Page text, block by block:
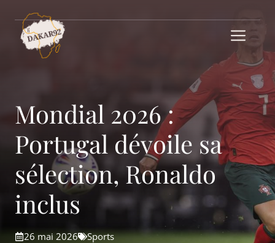
contenu
Mondial 2026 :
Portugal dévoile sa
sélection, Ronaldo
inclus
26 mai 2026 Sports